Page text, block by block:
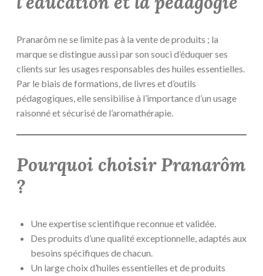
Pranarôm ne se limite pas à la vente de produits ; la
marque se distingue aussi par son souci d’éduquer ses
clients sur les usages responsables des huiles essentielles.
Par le biais de formations, de livres et d’outils
pédagogiques, elle sensibilise à l’importance d’un usage
raisonné et sécurisé de l’aromathérapie.
Pourquoi choisir Pranarôm
?
Une expertise scientifique reconnue et validée.
Des produits d’une qualité exceptionnelle, adaptés aux
besoins spécifiques de chacun.
Un large choix d’huiles essentielles et de produits